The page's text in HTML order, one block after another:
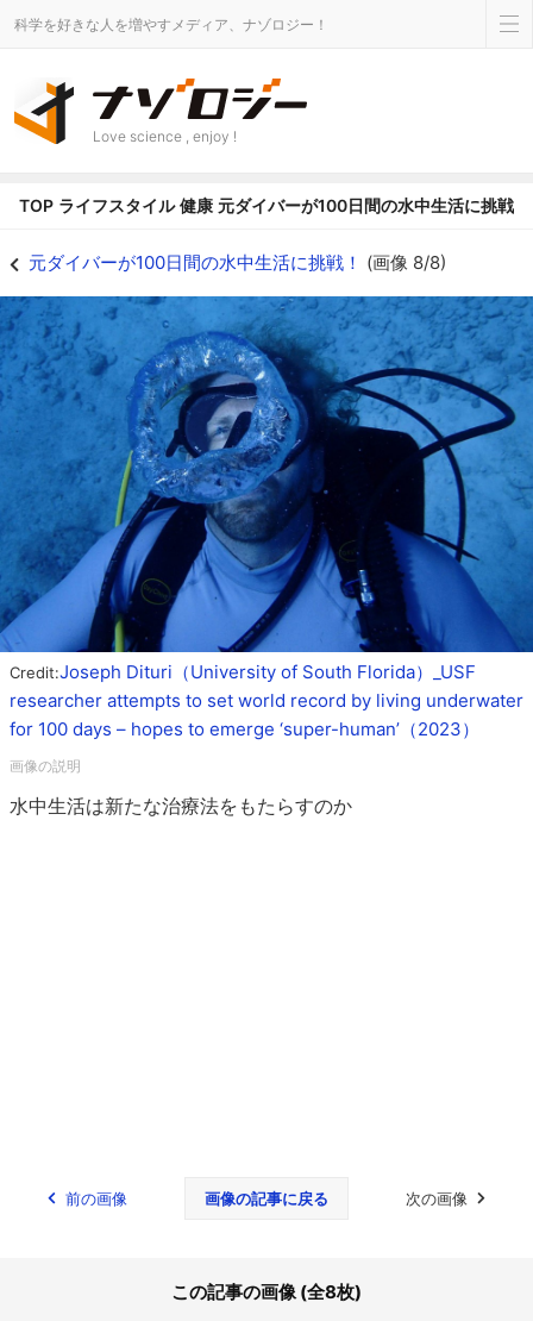
科学を好きな人を増やすメディア、ナゾロジー！
Love science , enjoy !
TOP ライフスタイル 健康 元ダイバーが100日間の水中生活に挑戦！
元ダイバーが100日間の水中生活に挑戦！ (画像 8/8)
Credit:Joseph Dituri（University of South Florida）_USF
researcher attempts to set world record by living underwater
for 100 days – hopes to emerge ‘super-human’（2023）
水中生活は新たな治療法をもたらすのか
前の画像 画像の記事に戻る 次の画像
この記事の画像 (全8枚)